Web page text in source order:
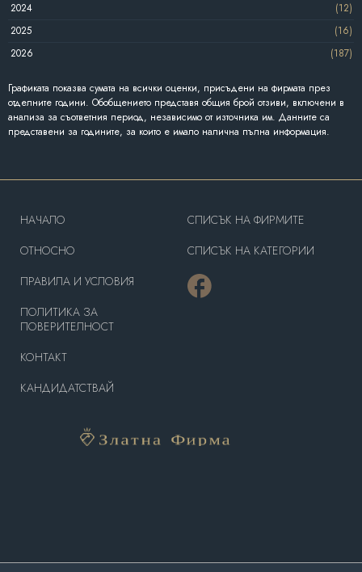
2024
(12)
2025
(16)
2026
(187)
Графиката показва сумата на всички оценки, присъдени на фирмата през
отделните години. Обобщението представя общия брой отзиви, включени в
анализа за съответния период, независимо от източника им. Данните са
представени за годините, за които е имало налична пълна информация.
HAЧАЛО
OТНОСНО
ПРАВИЛА И УСЛОВИЯ
ПОЛИТИКА ЗА
ПОВЕРИТЕЛНОСТ
КОНТАКТ
КАНДИДАТСТВАЙ
СПИСЪК НА ФИРМИТЕ
СПИСЪК НА КАТЕГОРИИ